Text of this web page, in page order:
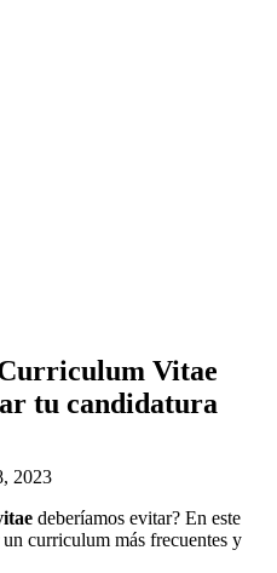
Vitae
tu candidatura
2023
deberíamos evitar? En este
curriculum más frecuentes y